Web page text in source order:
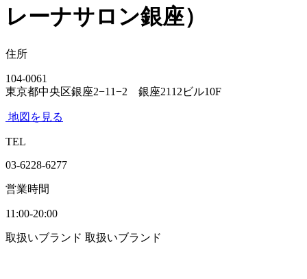
レーナサロン銀座）
住所
104-0061
東京都中央区銀座2−11−2 銀座2112ビル10F
地図を見る
TEL
03-6228-6277
営業時間
11:00-20:00
取扱いブランド 取扱いブランド